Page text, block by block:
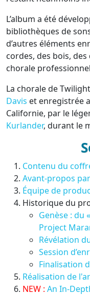
L’album a été
bibliothèques de
d’autres éléments
cordes, des bois,
chorale
La chorale de
Davis et enregistrée
Californie, par le
Kurlander, durant le
Contenu du
Avant-propos
Équipe de
Historique du
Genèse : du
Project
Révélation
Session
Finalisation
Réalisation de
NEW : An In-